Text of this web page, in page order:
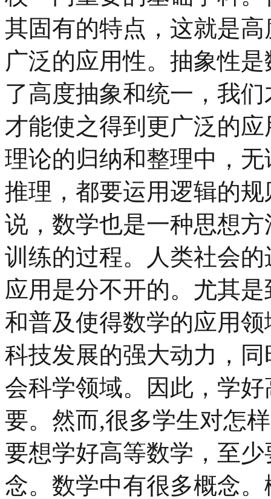
其固有的特点，这就是
广泛的应用性。抽象性
了高度抽象和统一，我
才能使之得到更广泛的
理论的归纳和整理中，
推理，都要运用逻辑的
说，数学也是一种思想
训练的过程。人类社会
应用是分不开的。尤其
和普及使得数学的应用
科技发展的强大动力，
会科学领域。因此，学
要。然而,很多学生对怎
要想学好高等数学，至
念。数学中有很多概念